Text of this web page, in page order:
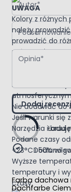
UWAGA
Kolory z różnych
należy
prowadzić do
połączenia po
Dalsze prace
Dach w trakcie
Nie dodawać
Jeśli warunki się
Narzędzia i
Podane czasy
+23°C i 50%
Wyższe
temperatury i
czasy.
Podsumowanie
Opinia
Dodaj
Dodano
Farba dachowa
Dachfarbe